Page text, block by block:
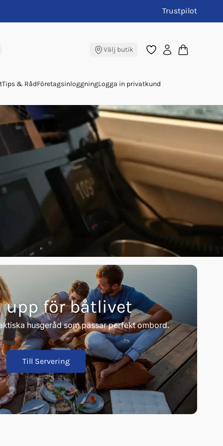
Trustpilot
Välj butik
Tips & RådFöretagsinloggningLogga in privatkund
upp för båtlivet
husgeråd som passar perfekt ombord.
Till Servering